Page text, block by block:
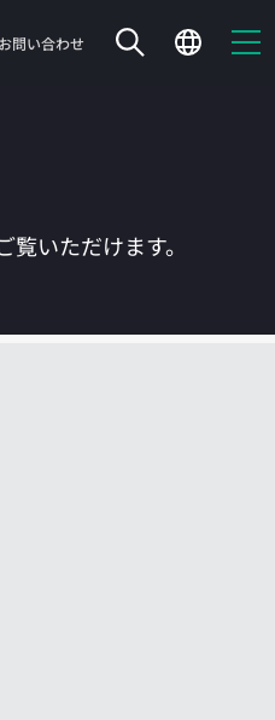
お問い合わせ
いただけます。